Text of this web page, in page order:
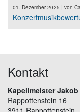
01. Dezember 2025 | von
Kontakt
Kapellmeister
Rappottenstein 16